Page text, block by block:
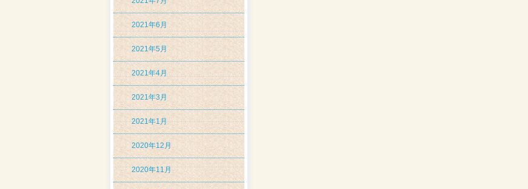
2021年6月
2021年5月
2021年4月
2021年3月
2021年1月
2020年12月
2020年11月